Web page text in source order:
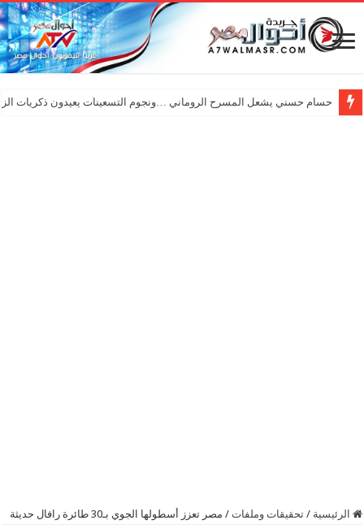
حسام حسني يشعل المسرح الروماني …ونجوم التسعينات يعيدون ذكريات
الرئيسية / تحقيقات وملفات / مصر تعزز أسطولها الجوي بـ30 طائرة رافال حديثة